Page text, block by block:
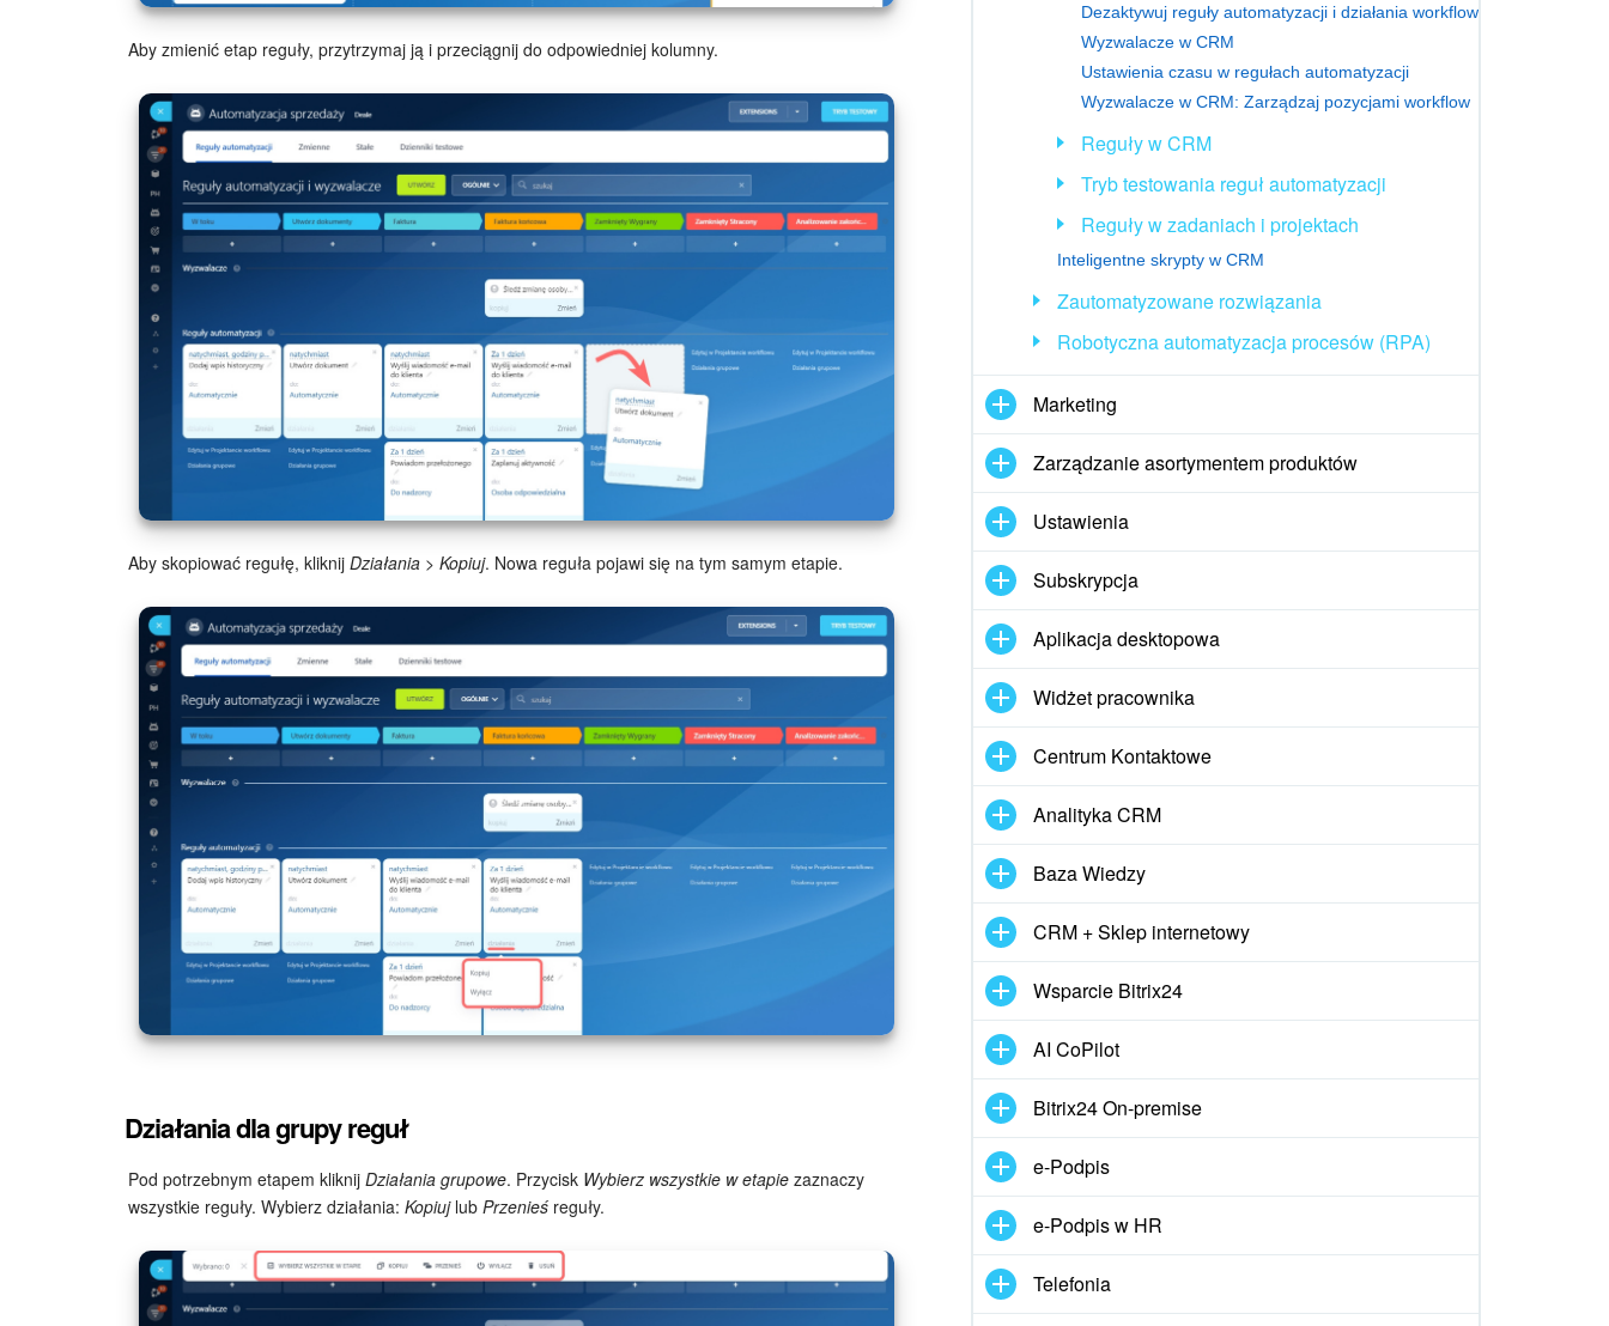
Aby zmienić etap reguły, przytrzymaj ją i przeciągnij do odpowiedniej kolumny.
Aby skopiować regułę, kliknij Działania > Kopiuj. Nowa reguła pojawi się na tym samym etapie.
Działania dla grupy reguł
Pod potrzebnym etapem kliknij Działania grupowe. Przycisk Wybierz wszystkie w etapie zaznaczy
wszystkie reguły. Wybierz działania: Kopiujlub Przenieś reguły.
Dezaktywuj reguły automatyzacji i działania workflow
Wyzwalacze w CRM
Ustawienia czasu w regułach automatyzacji
Wyzwalacze w CRM: Zarządzaj pozycjami workflow
Reguły w CRM
Tryb testowania reguł automatyzacji
Reguły w zadaniach i projektach
Inteligentne skrypty w CRM
Zautomatyzowane rozwiązania
Robotyczna automatyzacja procesów (RPA)
Marketing
Zarządzanie asortymentem produktów
Ustawienia
Subskrypcja
Aplikacja desktopowa
Widżet pracownika
Centrum Kontaktowe
Analityka CRM
Baza Wiedzy
CRM + Sklep internetowy
Wsparcie Bitrix24
AI CoPilot
Bitrix24 On-premise
e-Podpis
e-Podpis w HR
Telefonia